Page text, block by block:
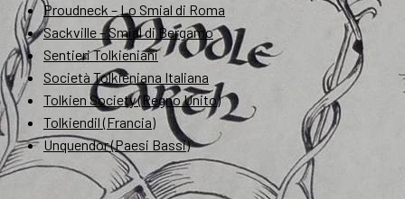
Proudneck – Lo Smial di Roma
Sackville – Smial di Bergamo
Sentieri Tolkieniani
Società Tolkieniana Italiana
Tolkien Society (Regno Unito)
Tolkiendil (Francia)
Unquendor (Paesi Bassi)